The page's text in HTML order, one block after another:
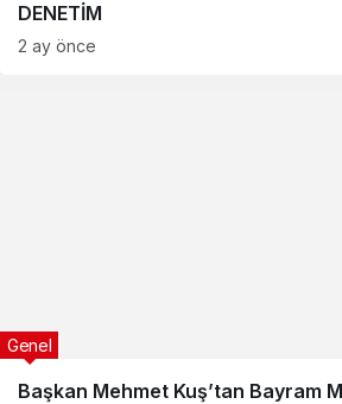
DENETİM
2 ay önce
Başkan Mehmet Kuş’tan Bayram
Genel